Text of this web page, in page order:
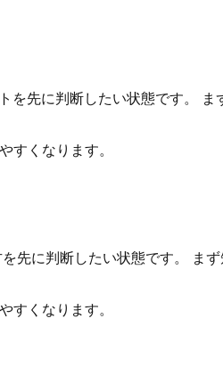
を先に判断したい状態です。
すくなります。
先に判断したい状態です。
すくなります。